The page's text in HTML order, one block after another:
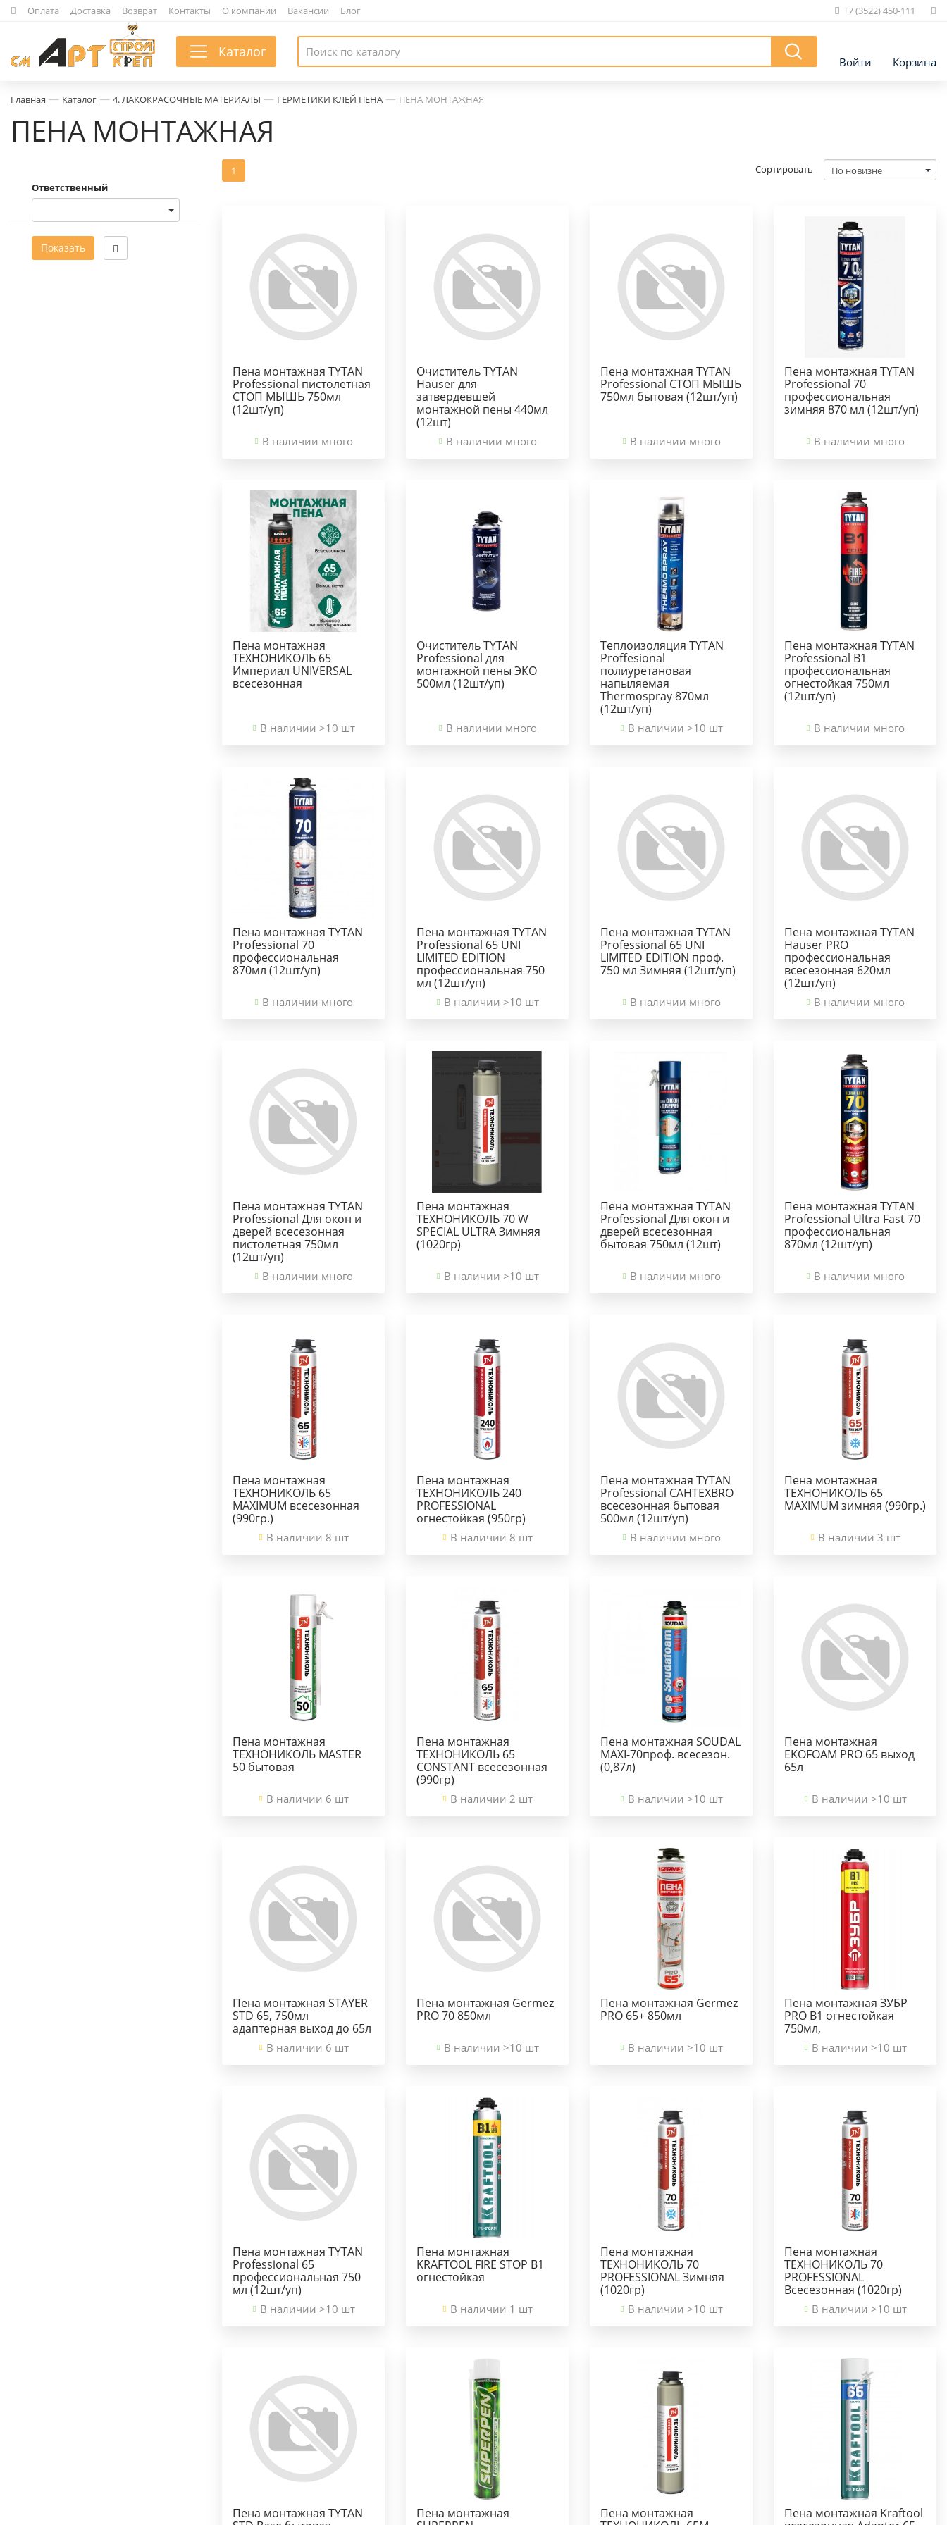
Оплата Доставка Возврат Контакты О компании Вакансии Блог +7 (3522) 450-111
Каталог
Войти Корзина
Главная — Каталог — 4. ЛАКОКРАСОЧНЫЕ МАТЕРИАЛЫ — ГЕРМЕТИКИ КЛЕЙ ПЕНА — ПЕНА МОНТАЖНАЯ
ПЕНА МОНТАЖНАЯ
Ответственный
Показать
1 Сортировать
Пена монтажная TYTAN
Professional пистолетная
СТОП МЫШЬ 750мл
(12шт/уп)
В наличии много
Очиститель TYTAN
Hauser для
затвердевшей
монтажной пены 440мл
(12шт)
В наличии много
Пена монтажная TYTAN
Professional СТОП МЫШЬ
750мл бытовая (12шт/уп)
В наличии много
Пена монтажная TYTAN
Professional 70
профессиональная
зимняя 870 мл (12шт/уп)
В наличии много
Пена монтажная
ТЕХНОНИКОЛЬ 65
Империал UNIVERSAL
всесезонная
В наличии >10 шт
Очиститель TYTAN
Professional для
монтажной пены ЭКО
500мл (12шт/уп)
В наличии много
Теплоизоляция TYTAN
Proffesional
полиуретановая
напыляемая
Thermospray 870мл
(12шт/уп)
В наличии >10 шт
Пена монтажная TYTAN
Professional В1
профессиональная
огнестойкая 750мл
(12шт/уп)
В наличии много
Пена монтажная TYTAN
Professional 70
профессиональная
870мл (12шт/уп)
В наличии много
Пена монтажная TYTAN
Professional 65 UNI
LIMITED EDITION
профессиональная 750
мл (12шт/уп)
В наличии >10 шт
Пена монтажная TYTAN
Professional 65 UNI
LIMITED EDITION проф.
750 мл Зимняя (12шт/уп)
В наличии много
Пена монтажная TYTAN
Hauser PRO
профессиональная
всесезонная 620мл
(12шт/уп)
В наличии много
Пена монтажная TYTAN
Professional Для окон и
дверей всесезонная
пистолетная 750мл
(12шт/уп)
В наличии много
Пена монтажная
ТЕХНОНИКОЛЬ 70 W
SPECIAL ULTRA Зимняя
(1020гр)
В наличии >10 шт
Пена монтажная TYTAN
Professional Для окон и
дверей всесезонная
бытовая 750мл (12шт)
В наличии много
Пена монтажная TYTAN
Professional Ultra Fast 70
профессиональная
870мл (12шт/уп)
В наличии много
Пена монтажная
ТЕХНОНИКОЛЬ 65
MAXIMUM всесезонная
(990гр.)
В наличии 8 шт
Пена монтажная
ТЕХНОНИКОЛЬ 240
PROFESSIONAL
огнестойкая (950гр)
В наличии 8 шт
Пена монтажная TYTAN
Professional САНТЕХBRO
всесезонная бытовая
500мл (12шт/уп)
В наличии много
Пена монтажная
ТЕХНОНИКОЛЬ 65
MAXIMUM зимняя (990гр.)
В наличии 3 шт
Пена монтажная
ТЕХНОНИКОЛЬ MASTER
50 бытовая
В наличии 6 шт
Пена монтажная
ТЕХНОНИКОЛЬ 65
CONSTANT всесезонная
(990гр)
В наличии 2 шт
Пена монтажная SOUDAL
MAXI-70проф. всесезон.
(0,87л)
В наличии >10 шт
Пена монтажная
EKOFOAM PRO 65 выход
65л
В наличии >10 шт
Пена монтажная STAYER
STD 65, 750мл
адаптерная выход до 65л
В наличии 6 шт
Пена монтажная Germez
PRO 70 850мл
В наличии >10 шт
Пена монтажная Germez
PRO 65+ 850мл
В наличии >10 шт
Пена монтажная ЗУБР
PRO B1 огнестойкая
750мл,
В наличии >10 шт
Пена монтажная TYTAN
Professional 65
профессиональная 750
мл (12шт/уп)
В наличии >10 шт
Пена монтажная
KRAFTOOL FIRE STOP B1
огнестойкая
В наличии 1 шт
Пена монтажная
ТЕХНОНИКОЛЬ 70
PROFESSIONAL Зимняя
(1020гр)
В наличии >10 шт
Пена монтажная
ТЕХНОНИКОЛЬ 70
PROFESSIONAL
Всесезонная (1020гр)
В наличии >10 шт
Пена монтажная TYTAN
Пена монтажная
Пена монтажная
Пена монтажная Kraftool